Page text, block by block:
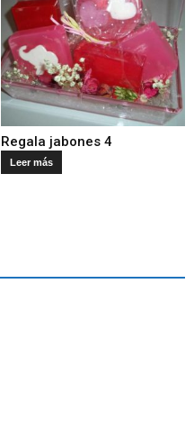
Regala jabones 4
Leer más